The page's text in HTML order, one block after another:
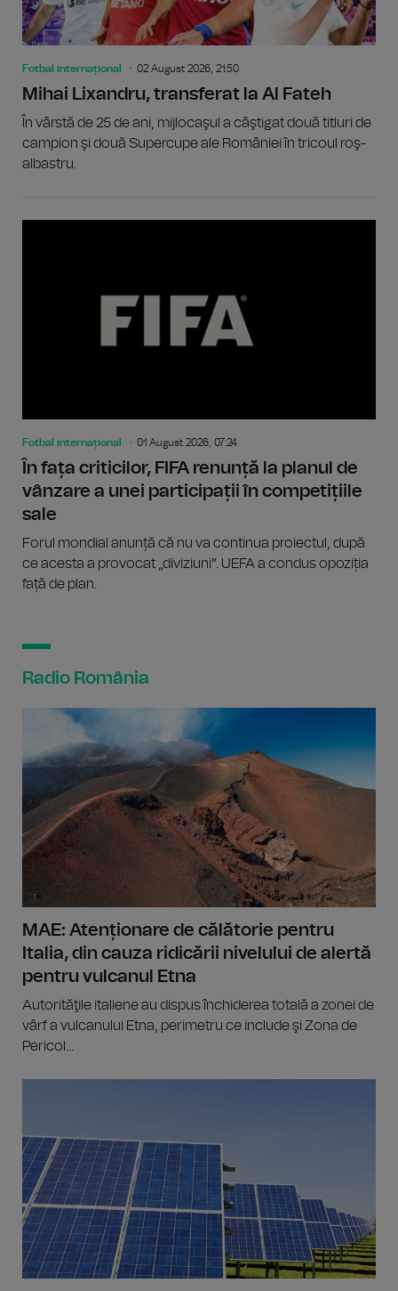
Fotbal internațional 02 August 2026, 21:50
Mihai Lixandru, transferat la Al Fateh
În vârstă de 25 de ani, mijlocaşul a câştigat două titluri de
campion şi două Supercupe ale României în tricoul roş-
albastru.
Fotbal internațional 01 August 2026, 07:24
În fața criticilor, FIFA renunță la planul de
vânzare a unei participații în competițiile
sale
Forul mondial anunță că nu va continua proiectul, după
ce acesta a provocat „diviziuni”. UEFA a condus opoziția
față de plan.
Radio România
MAE: Atenționare de călătorie pentru
Italia, din cauza ridicării nivelului de alertă
pentru vulcanul Etna
Autorităţile italiene au dispus închiderea totală a zonei de
vârf a vulcanului Etna, perimetru ce include şi Zona de
Pericol...